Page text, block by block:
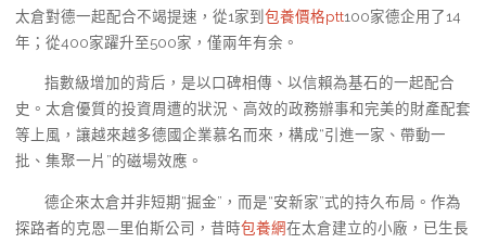
太倉對德一起配合不竭提速，從1家到包養價格ptt100家德企用了14
年；從400家躍升至500家，僅兩年有余。
指數級增加的背后，是以口碑相傳、以信賴為基石的一起配合
史。太倉優質的投資周遭的狀況、高效的政務辦事和完美的財產配套
等上風，讓越來越多德國企業慕名而來，構成“引進一家、帶動一
批、集聚一片”的磁場效應。
德企來太倉并非短期“掘金”，而是“安新家”式的持久布局。作為
探路者的克恩—里伯斯公司，昔時包養網在太倉建立的小廠，已生長